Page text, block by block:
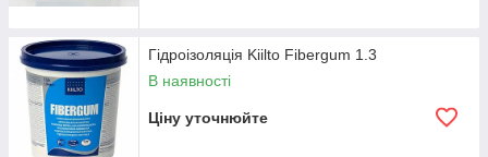
Гідроізоляція Kiilto Fibergum 1.3
В наявності
Ціну уточнюйте